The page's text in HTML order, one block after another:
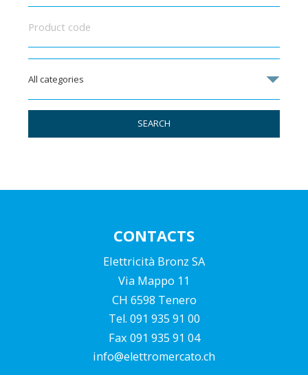
CONTACTS
Elettricità Bronz SA
Via Mappo 11
CH 6598 Tenero
Tel. 091 935 91 00
Fax 091 935 91 04
info@elettromercato.ch